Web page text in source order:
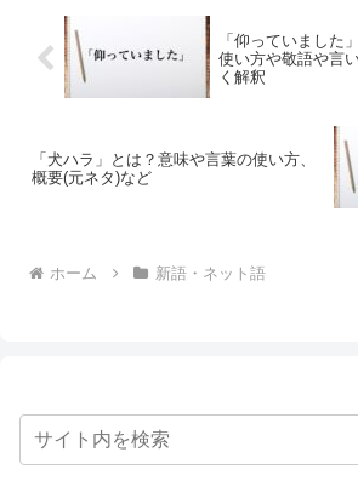
「仰っていました
使い方や敬語や言
く解釈
「犬ハラ」とは？意味や言葉の使い方、
概要(元ネタ)など
ホーム 新語・ネット語